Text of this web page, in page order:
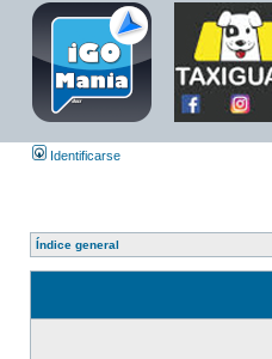
Identificarse
Índice general